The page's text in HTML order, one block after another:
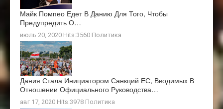
Майк Помпео Едет В Данию Для Того, Чтобы
Предупредить О…
июль 20, 2020 Hits:3560 Политика
Дания Стала Инициатором Санкций ЕС, Вводимых В
Отношении Официального Руководства…
авг 17, 2020 Hits:3978 Политика